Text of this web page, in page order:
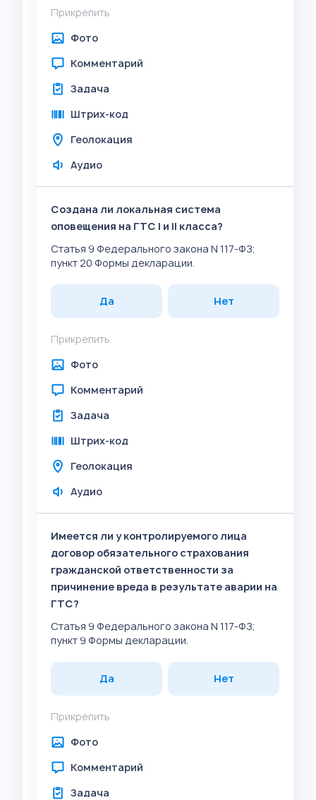
Прикрепить
Фото
Комментарий
Задача
Штрих-код
Геолокация
Аудио
Создана ли локальная система
оповещения на ГТС I и II класса?
Статья 9 Федерального закона N 117-ФЗ;
пункт 20 Формы декларации.
Да Нет
Прикрепить
Фото
Комментарий
Задача
Штрих-код
Геолокация
Аудио
Имеется ли у контролируемого лица
договор обязательного страхования
гражданской ответственности за
причинение вреда в результате аварии на
ГТС?
Статья 9 Федерального закона N 117-ФЗ;
пункт 9 Формы декларации.
Да Нет
Прикрепить
Фото
Комментарий
Задача